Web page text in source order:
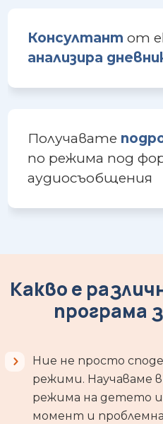
Консултант от
анализира
Получавате
по режима под
аудиосъобщения
Какво е
програма
Ние не просто
режими. Научаваме
режима на детето и
момент и